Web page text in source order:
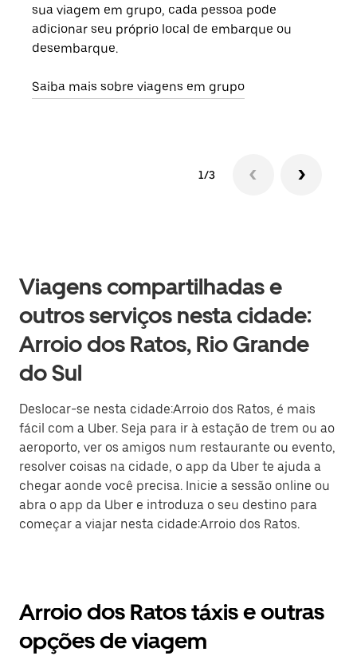
sua viagem em grupo, cada pessoa pode
adicionar seu próprio local de embarque ou
desembarque.
Saiba mais sobre viagens em grupo
1/3
Viagens compartilhadas e
outros serviços nesta cidade:
Arroio dos Ratos, Rio Grande
do Sul
Deslocar-se nesta cidade:Arroio dos Ratos, é mais
fácil com a Uber. Seja para ir à estação de trem ou ao
aeroporto, ver os amigos num restaurante ou evento,
resolver coisas na cidade, o app da Uber te ajuda a
chegar aonde você precisa. Inicie a sessão online ou
abra o app da Uber e introduza o seu destino para
começar a viajar nesta cidade:Arroio dos Ratos.
Arroio dos Ratos táxis e outras
opções de viagem